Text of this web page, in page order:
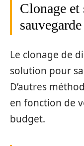
Clonage
Le clonage de
solution pour
D’autres
en fonction de
budget.